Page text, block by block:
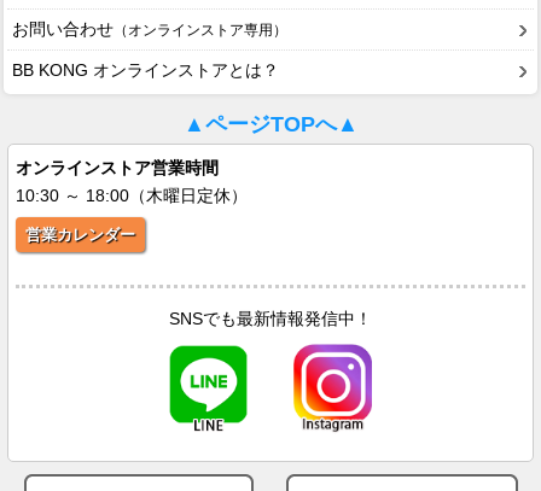
お問い合わせ （オンラインストア専用）
BB KONG オンラインストアとは？
▲ページTOPへ▲
オンラインストア営業時間
10:30 ～ 18:00（木曜日定休）
営業カレンダー
SNSでも最新情報発信中！